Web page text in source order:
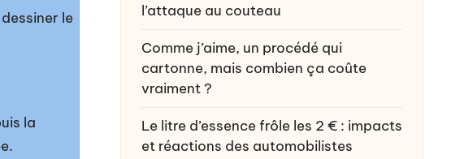
le
la
l’attaque au couteau
Comme j’aime, un procédé qui
cartonne, mais combien ça coûte
vraiment ?
Le litre d’essence frôle les 2 € : impacts
et réactions des automobilistes